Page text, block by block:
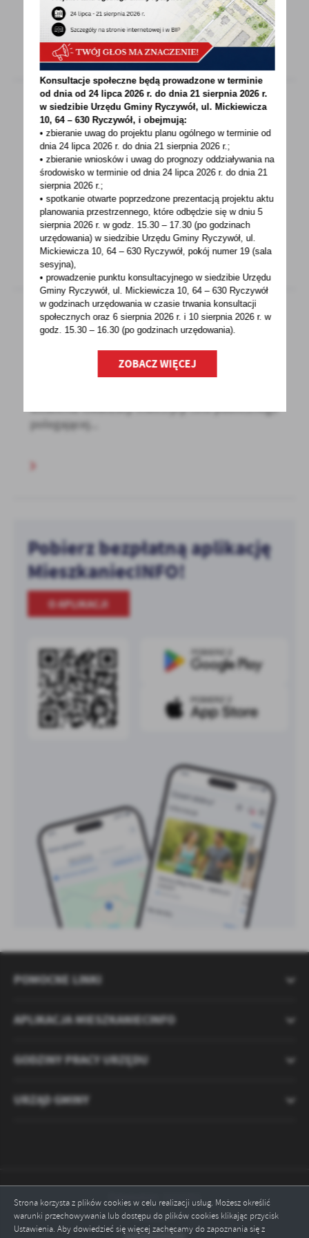
Strona korzysta z plików cookies w celu realizacji usług. Możesz określić
warunki przechowywania lub dostępu do plików cookies klikając przycisk
Ustawienia. Aby dowiedzieć się więcej zachęcamy do zapoznania się z
dla inwestycji...
29 - 07 - 2022
UWAGA! ZAWYJĄ SYRENY
W ramach treningów i ćwiczeń dotyczących
systemów alarmowania, celem jednoczesnego
upamiętnienia...
Obwieszczenie o wydaniu decyzji
ustalenia lokalizacji inwestycji celu publicznego
polegającej...
Pobierz bezpłatną aplikację
MieszkaniecINFO!
O APLIKACJI
POMOCNE LINKI
APLIKACJA MIESZKANIECINFO
GODZINY PRACY URZĘDU
URZĄD GMINY
Odwiedzin: 2121251
Online: 5
Konsultacje społeczne będą prowadzone w terminie
od dnia od 24 lipca 2026 r. do dnia 21 sierpnia 2026 r.
w siedzibie Urzędu Gminy Ryczywół, ul. Mickiewicza
10, 64 – 630 Ryczywół, i obejmują:
• zbieranie uwag do projektu planu ogólnego w terminie od
dnia 24 lipca 2026 r. do dnia 21 sierpnia 2026 r.;
• zbieranie wniosków i uwag do prognozy oddziaływania na
środowisko w terminie od dnia 24 lipca 2026 r. do dnia 21
sierpnia 2026 r.;
• spotkanie otwarte poprzedzone prezentacją projektu aktu
planowania przestrzennego, które odbędzie się w dniu 5
sierpnia 2026 r.w godz. 15.30 – 17.30 (po godzinach
urzędowania) w siedzibie Urzędu Gminy Ryczywół, ul.
Mickiewicza 10, 64 – 630 Ryczywół, pokójnumer 19 (sala
sesyjna),
• prowadzenie punktu konsultacyjnego w siedzibie Urzędu
Gminy Ryczywół, ul. Mickiewicza 10, 64 – 630 Ryczywół
w godzinachurzędowania w czasie trwania konsultacji
społecznych oraz 6 sierpnia 2026 r. i 10 sierpnia 2026 r. w
godz. 15.30 – 16.30 (po godzinachurzędowania).
ZOBACZ WIĘCEJ